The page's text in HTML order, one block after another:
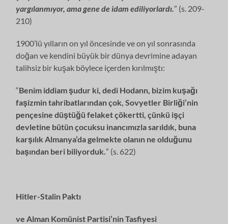
yargılanmıyor, ama gene de idam ediliyorlardı. ” (s. 209-
210)
1900’lü yılların on yıl öncesinde ve on yıl sonrasında
doğan ve kendini büyük bir dünya devrimine adayan
talihsiz bir kuşak böylece içerden kırılmıştı:
“Benim iddiam şudur ki, dedi Hodann, bizim kuşağı
faşizmin tahribatlarından çok, Sovyetler Birliği’nin
pençesine düştüğü felaket çökertti, çünkü işçi
devletine bütün çocuksu inancımızla sarıldık, buna
karşılık Almanya’da gelmekte olanın ne olduğunu
başından beri biliyorduk. ” (s. 622)
Hitler-Stalin Paktı
ve Alman Komünist Partisi’nin Tasfiyesi